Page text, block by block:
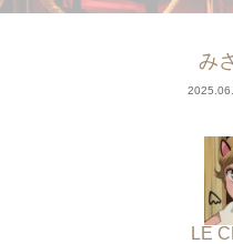
み
LE